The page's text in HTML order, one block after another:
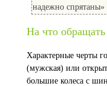
надежно спрятаны»
На что
Характерные черты
(мужская) или
большие колеса с